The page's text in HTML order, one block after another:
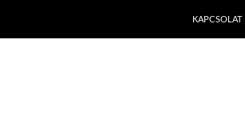
KAPCSOLAT